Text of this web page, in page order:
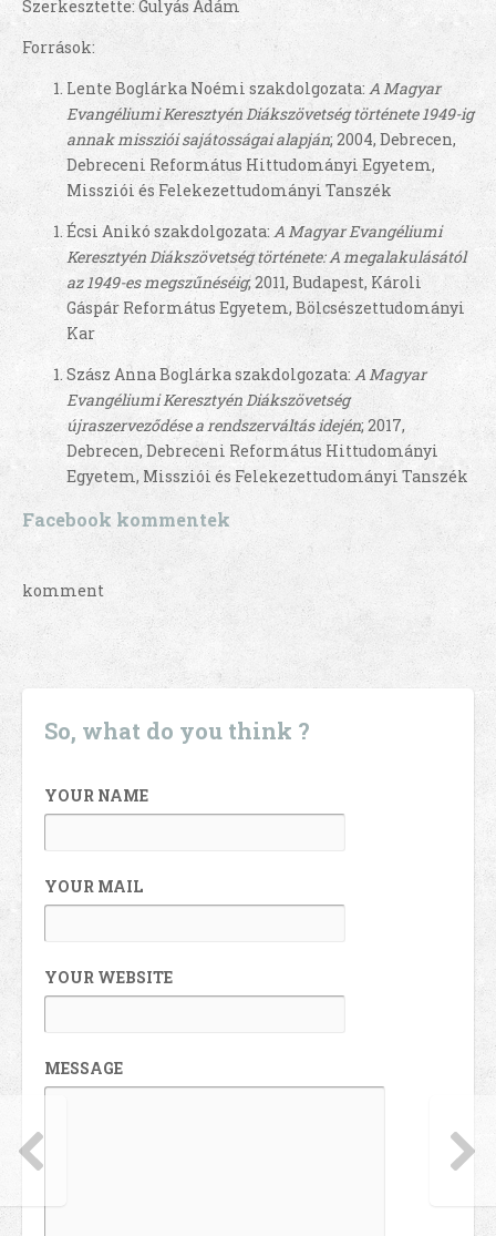
Szerkesztette: Gulyás Ádám
Források:
Lente Boglárka Noémi szakdolgozata: A Magyar
Evangéliumi Keresztyén Diákszövetség története 1949-ig
annak missziói sajátosságai alapján; 2004, Debrecen,
Debreceni Református Hittudományi Egyetem,
Missziói és Felekezettudományi Tanszék
Écsi Anikó szakdolgozata: A Magyar Evangéliumi
Keresztyén Diákszövetség története: A megalakulásától
az 1949-es megszűnéséig; 2011, Budapest, Károli
Gáspár Református Egyetem, Bölcsészettudományi
Kar
Szász Anna Boglárka szakdolgozata: A Magyar
Evangéliumi Keresztyén Diákszövetség
újraszerveződése a rendszerváltás idején; 2017,
Debrecen, Debreceni Református Hittudományi
Egyetem, Missziói és Felekezettudományi Tanszék
Facebook kommentek
komment
So, what do you think ?
YOUR NAME
YOUR MAIL
YOUR WEBSITE
MESSAGE